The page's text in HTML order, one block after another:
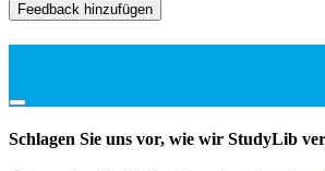
Feedback hinzufügen
Schlagen Sie uns vor, wie wir StudyLib